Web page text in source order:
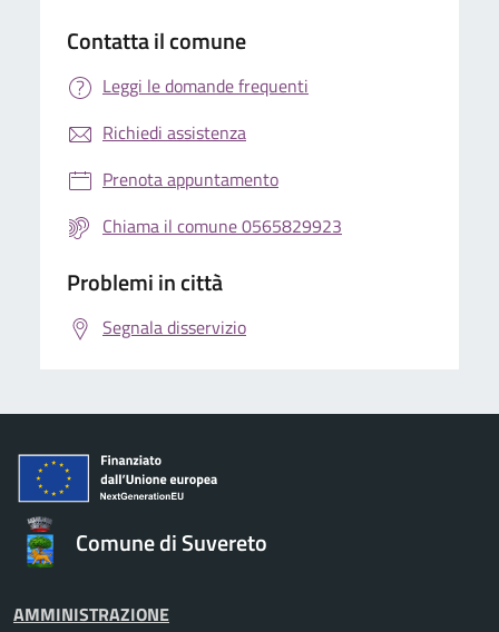
Contatta il comune
Leggi le domande frequenti
Richiedi assistenza
Prenota appuntamento
Chiama il comune 0565829923
Problemi in città
Segnala disservizio
Comune di Suvereto
AMMINISTRAZIONE